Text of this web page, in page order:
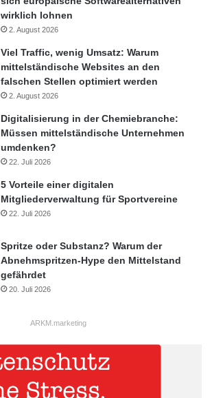
wirklich lohnen
2. August 2026
Viel Traffic, wenig Umsatz: Warum
mittelständische Websites an den
falschen Stellen optimiert werden
2. August 2026
Digitalisierung in der Chemiebranche:
Müssen mittelständische Unternehmen
umdenken?
22. Juli 2026
5 Vorteile einer digitalen
Mitgliederverwaltung für Sportvereine
22. Juli 2026
Spritze oder Substanz? Warum der
Abnehmspritzen-Hype den Mittelstand
gefährdet
20. Juli 2026
ARKM.marketing